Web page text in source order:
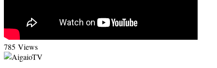
785 Views